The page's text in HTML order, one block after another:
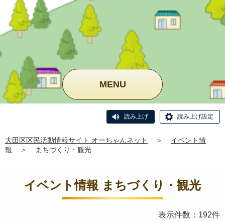
MENU
読み上げ 読み上げ設定
大田区区民活動情報サイト オーちゃんネット ＞
イベント情
報
＞ まちづくり・観光
イベント情報 まちづくり・観光
表示件数：192件